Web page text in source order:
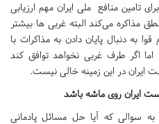
تامین منافع ملی ایران مهم ارزیابی
مذاکره می‌کند البته غربی ها بیشتر
قوا به دنبال پایان دادن به مذاکرات با
اگر طرف غربی نخواهد توافق کند
ایران در این زمینه خالی نیست.
ایران روی ماشه باشد
سوالی که آیا حل مسائل پادمانی